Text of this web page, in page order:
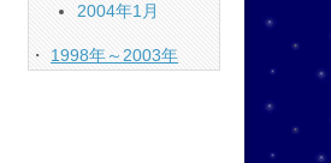
2004年1月
・ 1998年～2003年